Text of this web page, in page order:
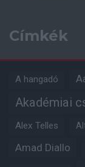
Címkék
A hangadó
Akadémiai
Alex Telles
Amad Diallo